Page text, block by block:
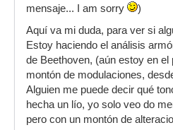
mensaje... I am sorry
)
Aquí va mi duda, para ver si
Estoy haciendo el análisis
de Beethoven, (aún estoy en el
montón de modulaciones,
Alguien me puede decir qué
hecha un lío, yo solo veo do
pero con un montón de